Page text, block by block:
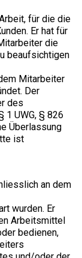
für die die
Er hat für
die
beaufsichtigen
Mitarbeiter
Der
des
1 UWG, § 826
Überlassung
ist
an dem
wurden. Er
Arbeitsmittel
bedienen,